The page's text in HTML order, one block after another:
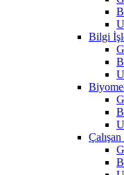
Bilgi